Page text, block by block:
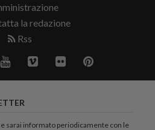
la redazione
Rss
sarai informato periodicamente con le